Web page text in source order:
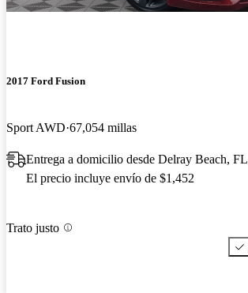
2017 Ford Fusion
Sport AWD 67,054 millas
Entrega a domicilio desde Delray Beach, FL
El precio incluye envío de $1,452
Trato justo